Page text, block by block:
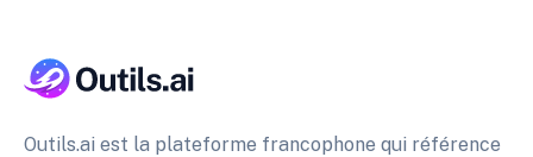
Outils.ai est la plateforme francophone qui référence